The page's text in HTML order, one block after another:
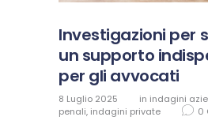
Investigazioni per
un supporto
per gli avvocati
8 Luglio 2025 in indagini
penali, indagini private 0